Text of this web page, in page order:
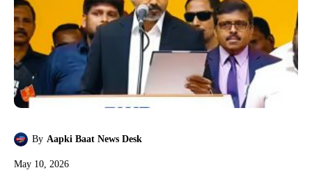
By Aapki Baat News Desk
May 10, 2026